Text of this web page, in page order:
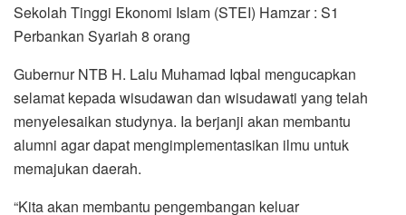
Sekolah Tinggi Ekonomi Islam (STEI) Hamzar : S1
Perbankan Syariah 8 orang
Gubernur NTB H. Lalu Muhamad Iqbal mengucapkan
selamat kepada wisudawan dan wisudawati yang telah
menyelesaikan studynya. Ia berjanji akan membantu
alumni agar dapat mengimplementasikan ilmu untuk
memajukan daerah.
“Kita akan membantu pengembangan keluar